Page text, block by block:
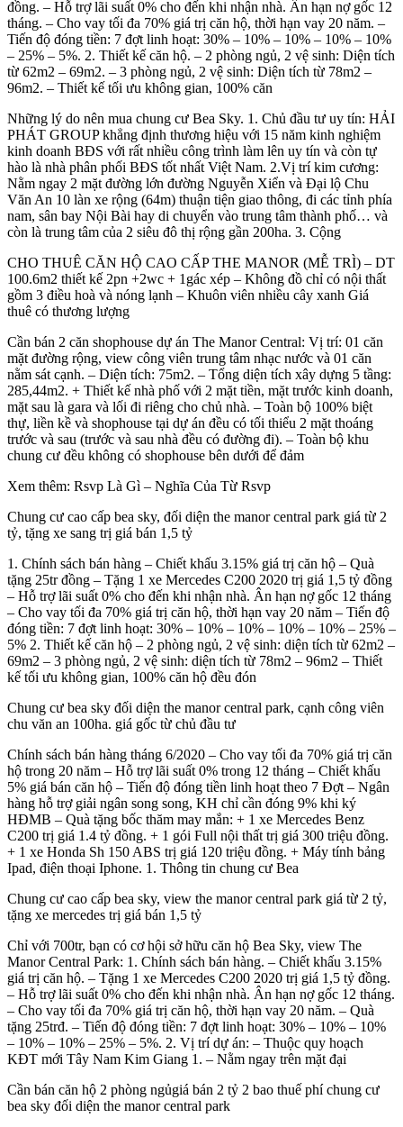
đồng. – Hỗ trợ lãi suất 0% cho đến khi nhận nhà. Ân hạn nợ gốc 12
tháng. – Cho vay tối đa 70% giá trị căn hộ, thời hạn vay 20 năm. –
Tiến độ đóng tiền: 7 đợt linh hoạt: 30% – 10% – 10% – 10% – 10%
– 25% – 5%. 2. Thiết kế căn hộ. – 2 phòng ngủ, 2 vệ sinh: Diện tích
từ 62m2 – 69m2. – 3 phòng ngủ, 2 vệ sinh: Diện tích từ 78m2 –
96m2. – Thiết kế tối ưu không gian, 100% căn
Những lý do nên mua chung cư Bea Sky. 1. Chủ đầu tư uy tín: HẢI
PHÁT GROUP khẳng định thương hiệu với 15 năm kinh nghiệm
kinh doanh BĐS với rất nhiều công trình làm lên uy tín và còn tự
hào là nhà phân phối BĐS tốt nhất Việt Nam. 2.Vị trí kim cương:
Nằm ngay 2 mặt đường lớn đường Nguyễn Xiển và Đại lộ Chu
Văn An 10 làn xe rộng (64m) thuận tiện giao thông, đi các tỉnh phía
nam, sân bay Nội Bài hay di chuyển vào trung tâm thành phố… và
còn là trung tâm của 2 siêu đô thị rộng gần 200ha. 3. Cộng
CHO THUÊ CĂN HỘ CAO CẤP THE MANOR (MỄ TRÌ) – DT
100.6m2 thiết kế 2pn +2wc + 1gác xép – Không đồ chỉ có nội thất
gồm 3 điều hoà và nóng lạnh – Khuôn viên nhiều cây xanh Giá
thuê có thương lượng
Cần bán 2 căn shophouse dự án The Manor Central: Vị trí: 01 căn
mặt đường rộng, view công viên trung tâm nhạc nước và 01 căn
nằm sát cạnh. – Diện tích: 75m2. – Tổng diện tích xây dựng 5 tầng:
285,44m2. + Thiết kế nhà phố với 2 mặt tiền, mặt trước kinh doanh,
mặt sau là gara và lối đi riêng cho chủ nhà. – Toàn bộ 100% biệt
thự, liền kề và shophouse tại dự án đều có tối thiểu 2 mặt thoáng
trước và sau (trước và sau nhà đều có đường đi). – Toàn bộ khu
chung cư đều không có shophouse bên dưới để đảm
Xem thêm: Rsvp Là Gì – Nghĩa Của Từ Rsvp
Chung cư cao cấp bea sky, đối diện the manor central park giá từ 2
tỷ, tặng xe sang trị giá bán 1,5 tỷ
1. Chính sách bán hàng – Chiết khấu 3.15% giá trị căn hộ – Quà
tặng 25tr đồng – Tặng 1 xe Mercedes C200 2020 trị giá 1,5 tỷ đồng
– Hỗ trợ lãi suất 0% cho đến khi nhận nhà. Ân hạn nợ gốc 12 tháng
– Cho vay tối đa 70% giá trị căn hộ, thời hạn vay 20 năm – Tiến độ
đóng tiền: 7 đợt linh hoạt: 30% – 10% – 10% – 10% – 10% – 25% –
5% 2. Thiết kế căn hộ – 2 phòng ngủ, 2 vệ sinh: diện tích từ 62m2 –
69m2 – 3 phòng ngủ, 2 vệ sinh: diện tích từ 78m2 – 96m2 – Thiết
kế tối ưu không gian, 100% căn hộ đều đón
Chung cư bea sky đối diện the manor central park, cạnh công viên
chu văn an 100ha. giá gốc từ chủ đầu tư
Chính sách bán hàng tháng 6/2020 – Cho vay tối đa 70% giá trị căn
hộ trong 20 năm – Hỗ trợ lãi suất 0% trong 12 tháng – Chiết khấu
5% giá bán căn hộ – Tiến độ đóng tiền linh hoạt theo 7 Đợt – Ngân
hàng hỗ trợ giải ngân song song, KH chỉ cần đóng 9% khi ký
HĐMB – Quà tặng bốc thăm may mắn: + 1 xe Mercedes Benz
C200 trị giá 1.4 tỷ đồng. + 1 gói Full nội thất trị giá 300 triệu đồng.
+ 1 xe Honda Sh 150 ABS trị giá 120 triệu đồng. + Máy tính bảng
Ipad, điện thoại Iphone. 1. Thông tin chung cư Bea
Chung cư cao cấp bea sky, view the manor central park giá từ 2 tỷ,
tặng xe mercedes trị giá bán 1,5 tỷ
Chỉ với 700tr, bạn có cơ hội sở hữu căn hộ Bea Sky, view The
Manor Central Park: 1. Chính sách bán hàng. – Chiết khấu 3.15%
giá trị căn hộ. – Tặng 1 xe Mercedes C200 2020 trị giá 1,5 tỷ đồng.
– Hỗ trợ lãi suất 0% cho đến khi nhận nhà. Ân hạn nợ gốc 12 tháng.
– Cho vay tối đa 70% giá trị căn hộ, thời hạn vay 20 năm. – Quà
tặng 25trđ. – Tiến độ đóng tiền: 7 đợt linh hoạt: 30% – 10% – 10%
– 10% – 10% – 25% – 5%. 2. Vị trí dự án: – Thuộc quy hoạch
KĐT mới Tây Nam Kim Giang 1. – Nằm ngay trên mặt đại
Cần bán căn hộ 2 phòng ngủgiá bán 2 tỷ 2 bao thuế phí chung cư
bea sky đối diện the manor central park